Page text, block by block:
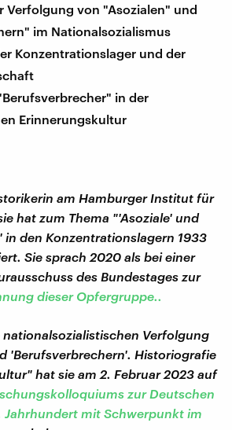
Verfolgung von "Asozialen" und
im Nationalsozialismus
Konzentrationslager und der
in der
Erinnerungskultur
am Hamburger Institut für
hat zum Thema "'Asoziale' und
in den Konzentrationslagern 1933
Sie sprach 2020 als bei einer
des Bundestages zur
dieser Opfergruppe..
Verfolgung
'Berufsverbrechern'. Historiografie
hat sie am 2. Februar 2023 auf
zur Deutschen
Jahrhundert mit Schwerpunkt im